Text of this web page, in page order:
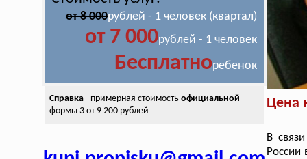
от 8 000рублей - 1 человек (квартал)
от 7 000рублей - 1 человек
Бесплатноребенок
Справка- примерная стоимость официальной
формы 3 от 9 200 рублей
Цена
В
России